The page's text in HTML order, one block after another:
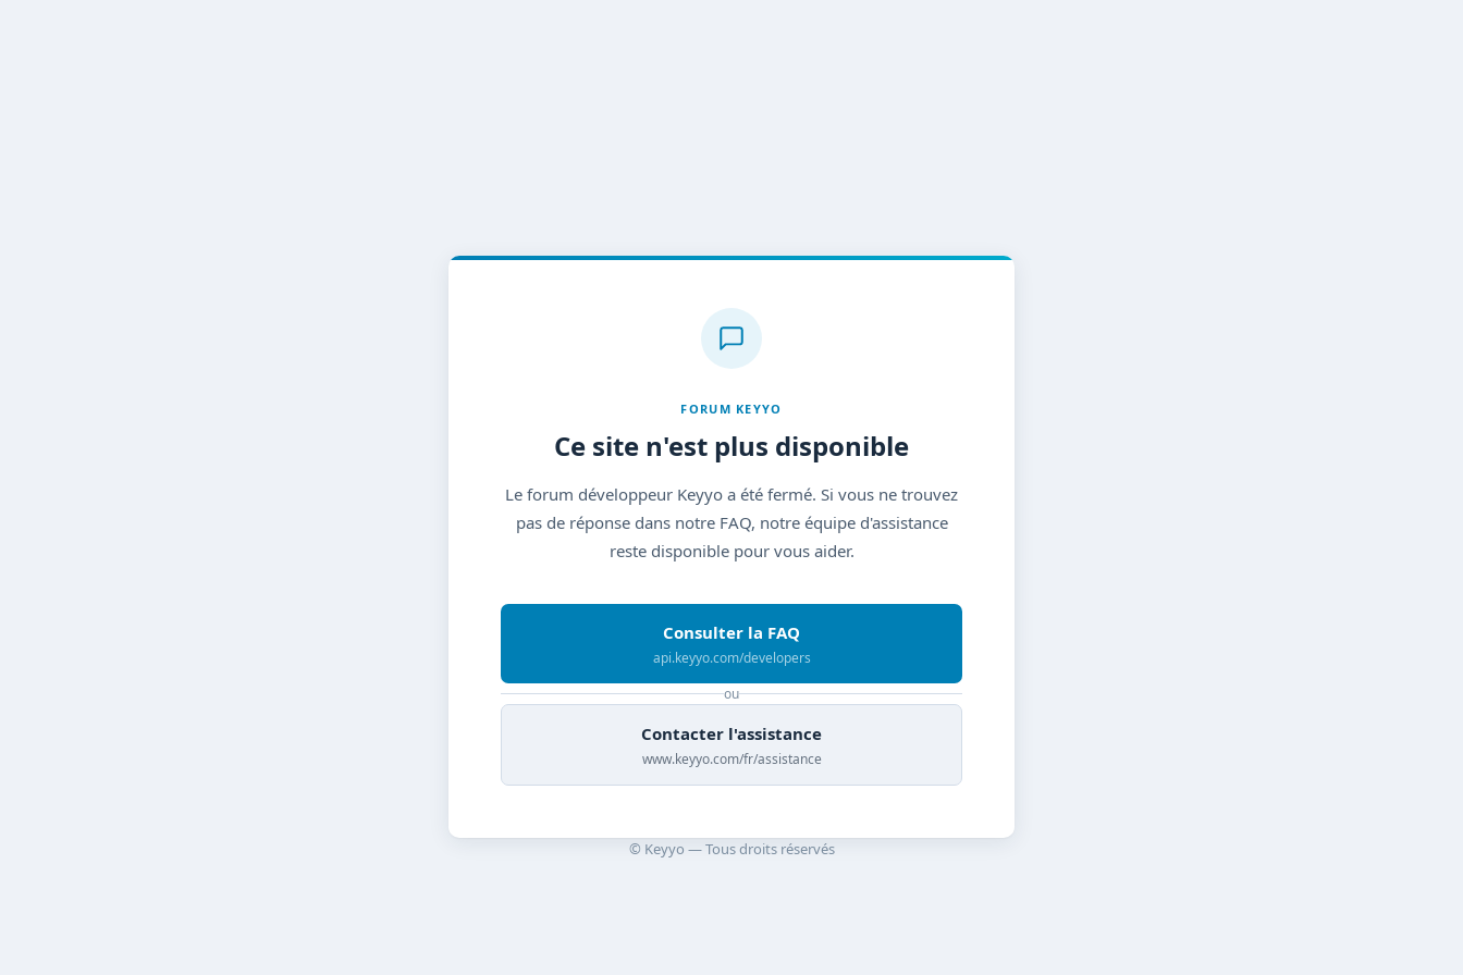
FORUM KEYYO
Ce site n'est plus disponible
Le forum développeur Keyyo a été fermé. Si vous ne trouvez
pas de réponse dans notre FAQ, notre équipe d'assistance
reste disponible pour vous aider.
Consulter la FAQ
api.keyyo.com/developers
ou
Contacter l'assistance
www.keyyo.com/fr/assistance
© Keyyo — Tous droits réservés